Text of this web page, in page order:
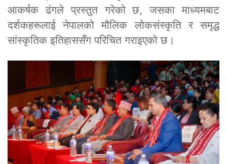
आकर्षक ढंगले प्रस्तुत गरेको छ, जसका माध्यमबाट
दर्शकहरूलाई नेपालको मौलिक लोकसंस्कृति र समृद्ध
सांस्कृतिक इतिहाससँग परिचित गराइएको छ।